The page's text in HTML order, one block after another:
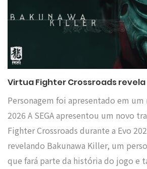
Virtua Fighter Crossroads revela
Personagem foi apresentado em
2026 A SEGA apresentou um novo
Fighter Crossroads durante a Evo
revelando Bakunawa Killer, um
que fará parte da história do jogo e